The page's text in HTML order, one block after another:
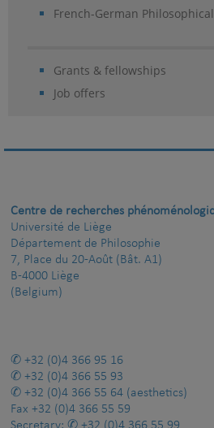
French-German
Grants & fellowships
Job offers
Centre de recherches
Université de Liège
Département de Philosophie
7, Place du 20-Août (Bât. A1)
B-4000 Liège
(Belgium)
+32 (0)4 366 95 16
+32 (0)4 366 55 93
+32 (0)4 366 55 64 (aesthetics)
Fax +32 (0)4 366 55 59